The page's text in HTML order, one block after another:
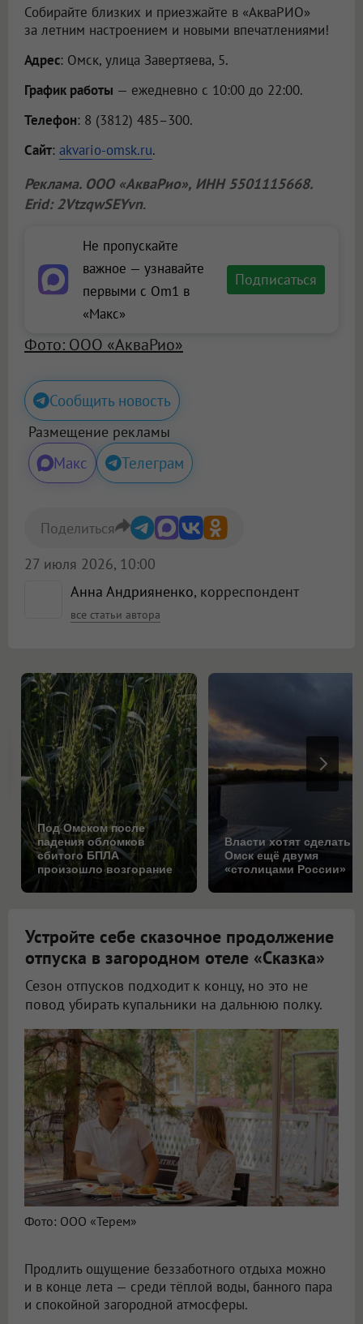
Собирайте близких и приезжайте в «АкваРИО»
за летним настроением и новыми впечатлениями!
Адрес: Омск, улица Завертяева, 5.
График работы — ежедневно с 10:00 до 22:00.
Телефон: 8 (3812) 485–300.
Сайт: akvario-omsk.ru.
Реклама. ООО «АкваРио», ИНН 5501115668.
Erid: 2VtzqwSEYvn.
Не пропускайте
важное — узнавайте
первыми с Om1 в
«Макс»
Подписаться
Фото: ООО «АкваРио»
Сообщить новость
Размещение рекламы
Макс Телеграм
Анна Андрияненко, корреспондент
все статьи автора
27 июля 2026, 10:00
Поделиться
Под Омском после
падения обломков
сбитого БПЛА
произошло возгорание
Власти хотят сделать
Омск ещё двумя
«столицами России»
Устройте себе сказочное продолжение
отпуска в загородном отеле «Сказка»
Сезон отпусков подходит к концу, но это не
повод убирать купальники на дальнюю полку.
Фото: ООО «Терем»
Продлить ощущение беззаботного отдыха можно
и в конце лета — среди тёплой воды, банного пара
и спокойной загородной атмосферы.